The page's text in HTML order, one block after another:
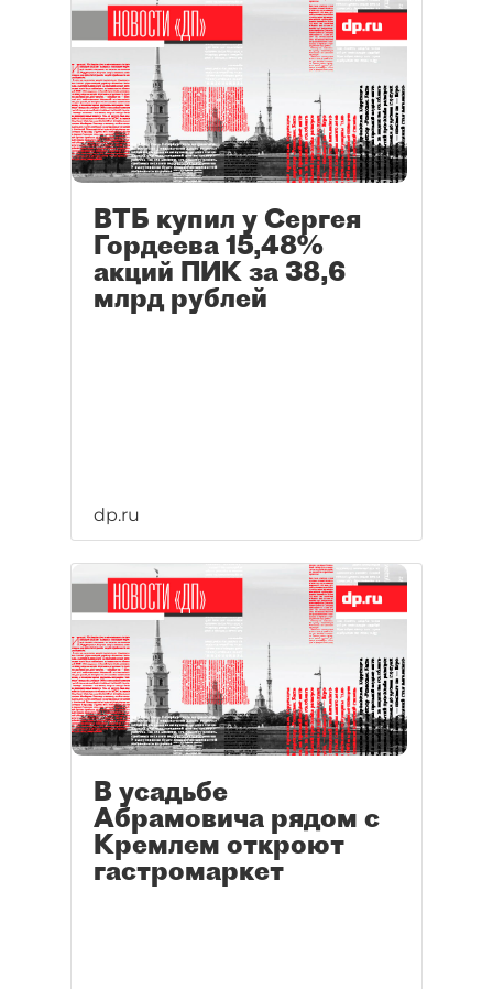
ВТБ купил у Сергея
Гордеева 15,48%
акций ПИК за 38,6
млрд рублей
dp.ru
В усадьбе
Абрамовича рядом с
Кремлем откроют
гастромаркет